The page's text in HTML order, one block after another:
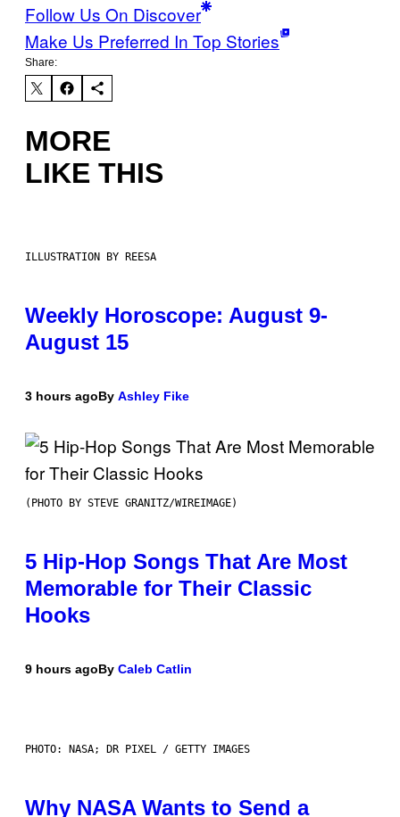
Follow Us On Discover
Make Us Preferred In Top Stories
Share:
MORE
LIKE THIS
ILLUSTRATION BY REESA
Weekly Horoscope: August 9-
August 15
3 hours agoBy Ashley Fike
(PHOTO BY STEVE GRANITZ/WIREIMAGE)
5 Hip-Hop Songs That Are Most
Memorable for Their Classic
Hooks
9 hours agoBy Caleb Catlin
PHOTO: NASA; DR PIXEL / GETTY IMAGES
Why NASA Wants to Send a